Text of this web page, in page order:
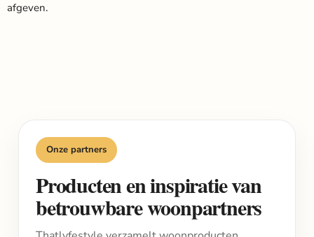
afgeven.
Onze partners
Producten en inspiratie van
betrouwbare woonpartners